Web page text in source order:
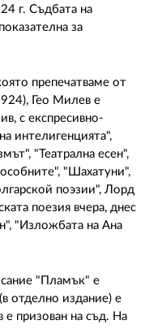
г. Съдбата на
за
препечатваме от
Гео Милев е
с експресивно-
интелигенцията",
"Театрална есен",
"Шахатуни",
поэзии", Лорд
поезия вчера, днес
"Изложбата на Ана
"Пламък" е
отделно издание) е
призован на съд. На